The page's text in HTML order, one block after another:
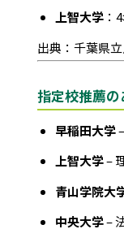
上智大学 ：
出典：千葉県
指定校推薦
早稲田大学
上智大学–
青山学院大
中央大学–